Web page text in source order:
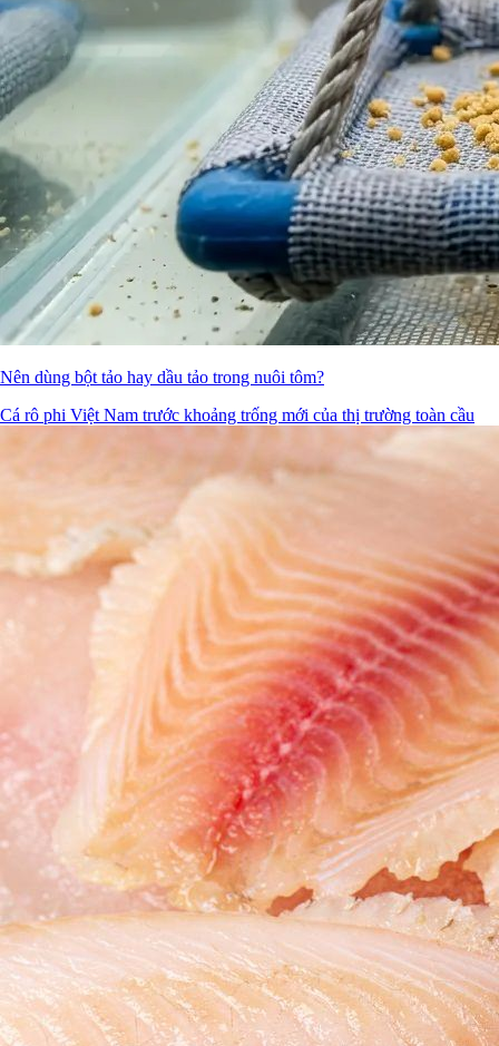
Nên dùng bột tảo hay dầu tảo trong nuôi tôm?
Cá rô phi Việt Nam trước khoảng trống mới của thị trường toàn cầu